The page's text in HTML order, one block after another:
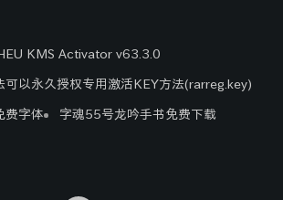
KMS Activator v63.3.0
可以永久授权专用激活KEY方法(rarreg.key)
费字体 字魂55号龙吟手书免费下载